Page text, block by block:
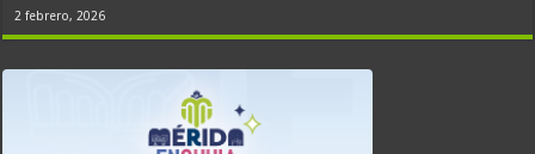
2 febrero, 2026